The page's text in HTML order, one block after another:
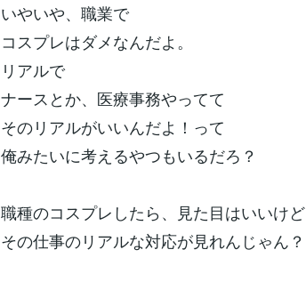
いやいや、職業で
コスプレはダメなんだよ。
リアルで
ナースとか、医療事務やってて
そのリアルがいいんだよ！って
俺みたいに考えるやつもいるだろ？
職種のコスプレしたら、見た目はいいけど
その仕事のリアルな対応が見れんじゃん？